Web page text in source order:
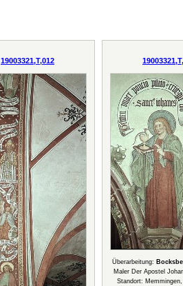
19003321,T,012
Überarbeitung:
Maler Der Apostel
Standort: